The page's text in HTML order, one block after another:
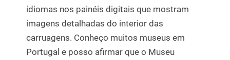
idiomas nos painéis digitais que mostram
imagens detalhadas do interior das
carruagens. Conheço muitos museus em
Portugal e posso afirmar que o Museu